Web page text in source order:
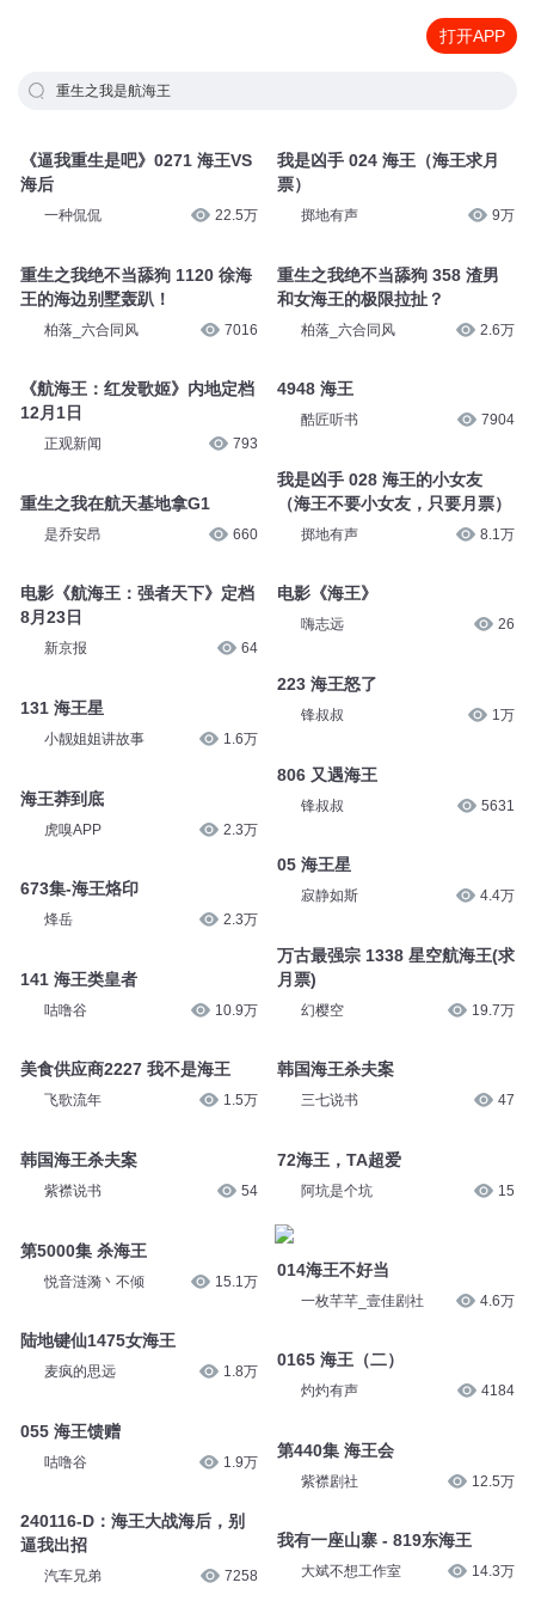
打开APP
重生之我是航海王
《逼我重生是吧》0271 海王VS
海后
一种侃侃 22.5万
重生之我绝不当舔狗 1120 徐海
王的海边别墅轰趴！
柏落_六合同风 7016
《航海王：红发歌姬》内地定档
12月1日
正观新闻 793
重生之我在航天基地拿G1
是乔安昂 660
电影《航海王：强者天下》定档
8月23日
新京报 64
131 海王星
小靓姐姐讲故事 1.6万
海王莽到底
虎嗅APP 2.3万
673集-海王烙印
烽岳 2.3万
141 海王类皇者
咕噜谷 10.9万
美食供应商2227 我不是海王
飞歌流年 1.5万
韩国海王杀夫案
紫襟说书 54
第5000集 杀海王
悦音涟漪丶不倾 15.1万
陆地键仙1475女海王
麦疯的思远 1.8万
055 海王馈赠
咕噜谷 1.9万
240116-D：海王大战海后，别
逼我出招
汽车兄弟 7258
我是凶手 024 海王（海王求月
票）
掷地有声 9万
重生之我绝不当舔狗 358 渣男
和女海王的极限拉扯？
柏落_六合同风 2.6万
4948 海王
酷匠听书 7904
我是凶手 028 海王的小女友
（海王不要小女友，只要月票）
掷地有声 8.1万
电影《海王》
嗨志远 26
223 海王怒了
锋叔叔 1万
806 又遇海王
锋叔叔 5631
05 海王星
寂静如斯 4.4万
万古最强宗 1338 星空航海王(求
月票)
幻樱空 19.7万
韩国海王杀夫案
三七说书 47
72海王，TA超爱
阿坑是个坑 15
014海王不好当
一枚芊芊_壹佳剧社 4.6万
0165 海王（二）
灼灼有声 4184
第440集 海王会
紫襟剧社 12.5万
我有一座山寨 - 819东海王
大斌不想工作室 14.3万